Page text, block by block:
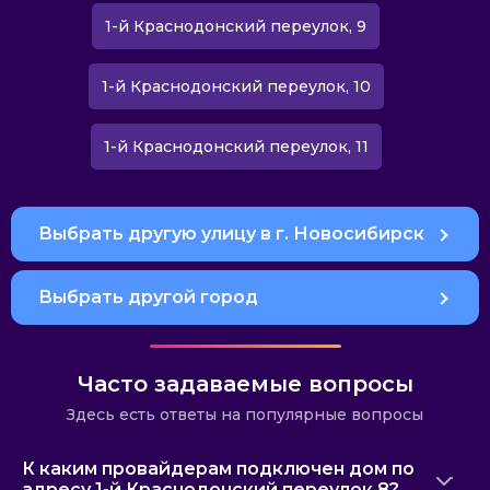
1-й Краснодонский переулок, 9
1-й Краснодонский переулок, 10
1-й Краснодонский переулок, 11
Выбрать другую улицу в г. Новосибирск
Выбрать другой город
Часто задаваемые вопросы
Здесь есть ответы на популярные вопросы
К каким провайдерам подключен дом по